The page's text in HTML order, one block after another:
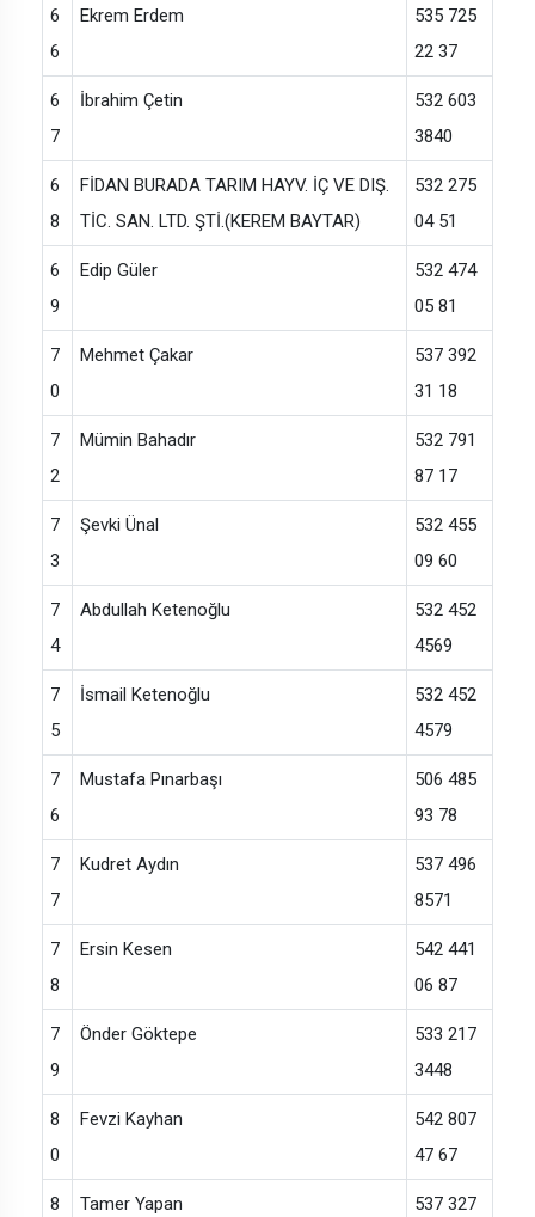
6
6
Ekrem Erdem
535 725
22 37
6
7
İbrahim Çetin
532 603
3840
6
8
FİDAN BURADA TARIM HAYV. İÇ VE DIŞ.
TİC. SAN. LTD. ŞTİ.(KEREM BAYTAR)
532 275
04 51
6
9
Edip Güler
532 474
05 81
7
0
Mehmet Çakar
537 392
31 18
7
2
Mümin Bahadır
532 791
87 17
7
3
Şevki Ünal
532 455
09 60
7
4
Abdullah Ketenoğlu
532 452
4569
7
5
İsmail Ketenoğlu
532 452
4579
7
6
Mustafa Pınarbaşı
506 485
93 78
7
7
Kudret Aydın
537 496
8571
7
8
Ersin Kesen
542 441
06 87
7
9
Önder Göktepe
533 217
3448
8
0
Fevzi Kayhan
542 807
47 67
8
Tamer Yapan
537 327